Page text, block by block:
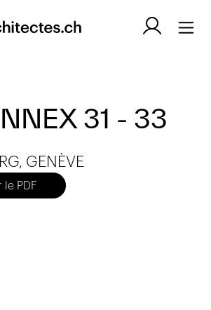
31 - 33
GENÈVE
PDF